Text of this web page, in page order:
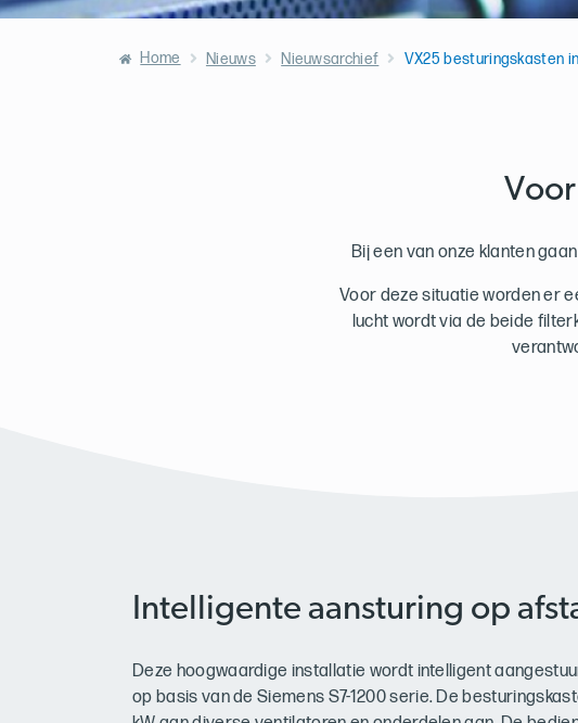
Home Nieuws Nieuwsarchief VX25 besturingskasten
Bij een van onze klanten
Voor deze situatie worden er
lucht wordt via de beide
Intelligente aansturing op
Deze hoogwaardige installatie wordt intelligent
op basis van de Siemens S7-1200 serie. De